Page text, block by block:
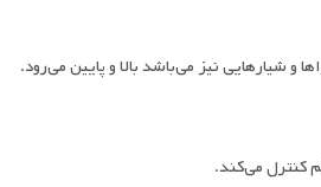
و شیارهایی نیز می‌باشد بالا و پایین می‌رود.